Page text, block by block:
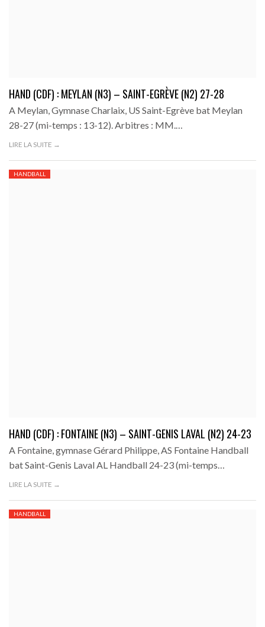
HAND (CDF) : MEYLAN (N3) – SAINT-EGRÈVE (N2) 27-28
A Meylan, Gymnase Charlaix, US Saint-Egrève bat Meylan
28-27 (mi-temps : 13-12). Arbitres : MM.…
LIRE LA SUITE →
HANDBALL
HAND (CDF) : FONTAINE (N3) – SAINT-GENIS LAVAL (N2) 24-23
A Fontaine, gymnase Gérard Philippe, AS Fontaine Handball
bat Saint-Genis Laval AL Handball 24-23 (mi-temps…
LIRE LA SUITE →
HANDBALL